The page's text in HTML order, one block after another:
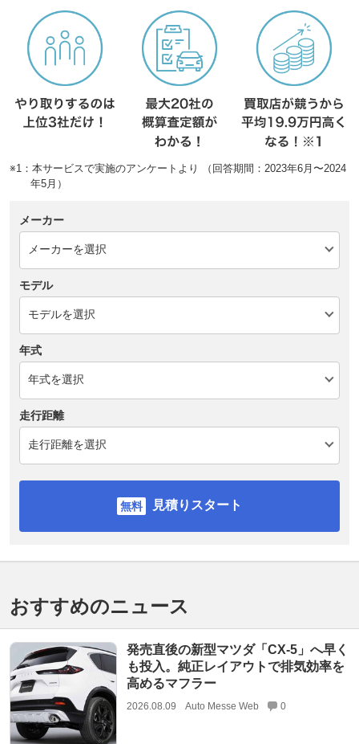
※1：本サービスで実施のアンケートより （回答期間：2023年6月〜2024
年5月）
メーカー
モデル
年式
走行距離
見積りスタート
おすすめのニュース
発売直後の新型マツダ「CX-5」へ早く
も投入。純正レイアウトで排気効率を
高めるマフラー
2026.08.09 Auto Messe Web 0